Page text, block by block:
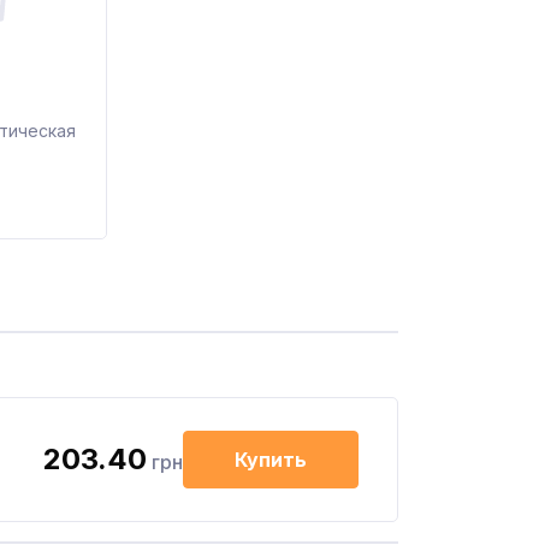
203.40 грн Купить